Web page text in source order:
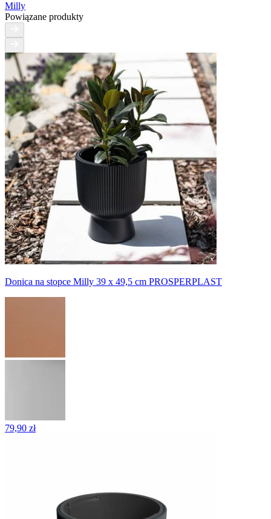
Milly
Powiązane produkty
Donica na stopce Milly 39 x 49,5 cm PROSPERPLAST
79,90 zł